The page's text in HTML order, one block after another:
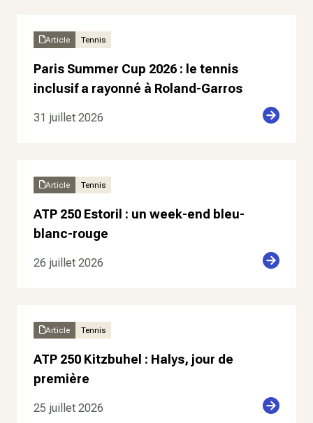
Article Tennis
Paris Summer Cup 2026 : le tennis
inclusif a rayonné à Roland-Garros
31 juillet 2026
Article Tennis
ATP 250 Estoril : un week-end bleu-
blanc-rouge
26 juillet 2026
Article Tennis
ATP 250 Kitzbuhel : Halys, jour de
première
25 juillet 2026